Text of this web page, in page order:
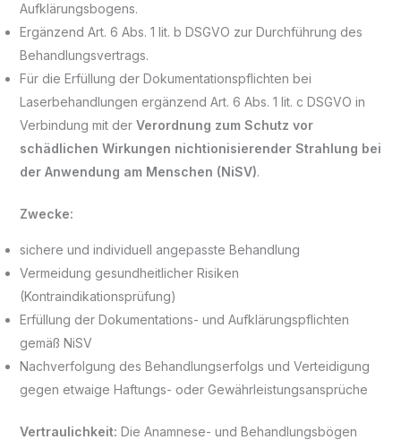
Aufklärungsbogens.
Ergänzend Art. 6 Abs. 1 lit. b DSGVO zur Durchführung des
Behandlungsvertrags.
Für die Erfüllung der Dokumentationspflichten bei
Laserbehandlungen ergänzend Art. 6 Abs. 1 lit. c DSGVO in
Verbindung mit der Verordnung zum Schutz vor
schädlichen Wirkungen nichtionisierender Strahlung bei
der Anwendung am Menschen (NiSV).
Zwecke:
sichere und individuell angepasste Behandlung
Vermeidung gesundheitlicher Risiken
(Kontraindikationsprüfung)
Erfüllung der Dokumentations- und Aufklärungspflichten
gemäß NiSV
Nachverfolgung des Behandlungserfolgs und Verteidigung
gegen etwaige Haftungs- oder Gewährleistungsansprüche
Vertraulichkeit: Die Anamnese- und Behandlungsbögen